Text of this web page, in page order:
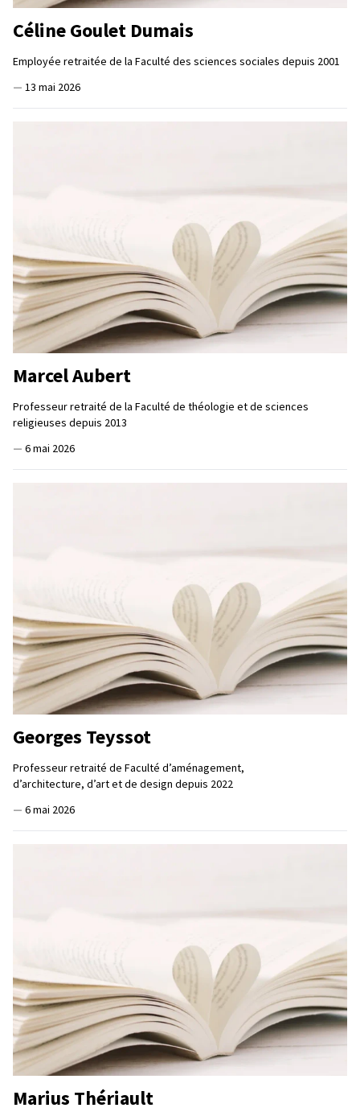
Céline Goulet Dumais
Employée retraitée de la Faculté des sciences sociales depuis 2001
— 13 mai 2026
Marcel Aubert
Professeur retraité de la Faculté de théologie et de sciences
religieuses depuis 2013
— 6 mai 2026
Georges Teyssot
Professeur retraité de Faculté d’aménagement,
d’architecture, d’art et de design depuis 2022
— 6 mai 2026
Marius Thériault